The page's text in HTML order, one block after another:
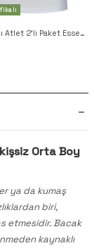
Kadın İnce Askılı Atlet 2'li Paket Essential 1591 - Beyaz
Orta Boy
ya da kumaş
biri,
etmesidir. Bacak
kaynaklı